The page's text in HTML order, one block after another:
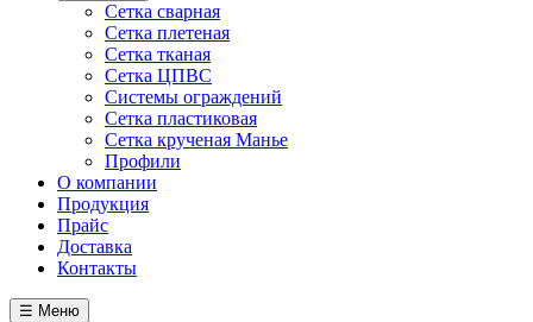
Сетка сварная
Сетка плетеная
Сетка тканая
Сетка ЦПВС
Системы ограждений
Сетка пластиковая
Сетка крученая Манье
Профили
О компании
Продукция
Прайс
Доставка
Контакты
☰ Меню